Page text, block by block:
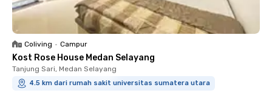
Coliving • Campur
Kost Rose House Medan Selayang
Tanjung Sari, Medan Selayang
4.5 km dari rumah sakit universitas sumatera utara